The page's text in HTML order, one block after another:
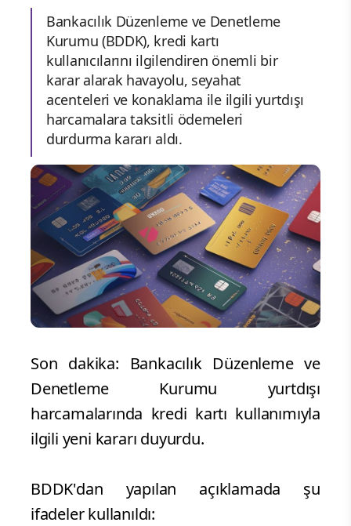
Bankacılık Düzenleme ve Denetleme
Kurumu (BDDK), kredi kartı
kullanıcılarını ilgilendiren önemli bir
karar alarak havayolu, seyahat
acenteleri ve konaklama ile ilgili yurtdışı
harcamalara taksitli ödemeleri
durdurma kararı aldı.
Son dakika: Bankacılık Düzenleme ve
Denetleme Kurumu yurtdışı
harcamalarında kredi kartı kullanımıyla
ilgili yeni kararı duyurdu.
BDDK'dan yapılan açıklamada şu
ifadeler kullanıldı: